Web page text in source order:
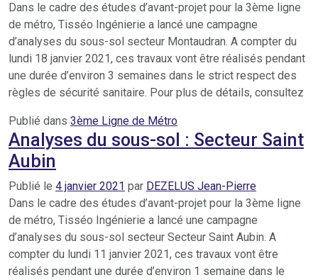
Dans le cadre des études d’avant-projet pour la 3ème ligne
de métro, Tisséo Ingénierie a lancé une campagne
d’analyses du sous-sol secteur Montaudran. A compter du
lundi 18 janvier 2021, ces travaux vont être réalisés pendant
une durée d’environ 3 semaines dans le strict respect des
règles de sécurité sanitaire. Pour plus de détails, consultez
Publié dans 3ème Ligne de Métro
Analyses du sous-sol : Secteur Saint
Aubin
Publié le 4 janvier 2021 par DEZELUS Jean-Pierre
Dans le cadre des études d’avant-projet pour la 3ème ligne
de métro, Tisséo Ingénierie a lancé une campagne
d’analyses du sous-sol secteur Secteur Saint Aubin. A
compter du lundi 11 janvier 2021, ces travaux vont être
réalisés pendant une durée d’environ 1 semaine dans le